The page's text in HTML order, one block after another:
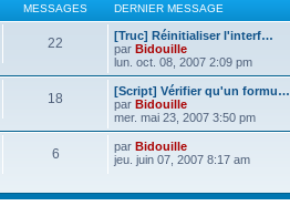
MESSAGES DERNIER MESSAGE
22
[Truc] Réinitialiser l'interf…
par Bidouille
lun. oct. 08, 2007 2:09 pm
18
[Script] Vérifier qu'un formu…
par Bidouille
mer. mai 23, 2007 3:50 pm
6 par Bidouille
jeu. juin 07, 2007 8:17 am